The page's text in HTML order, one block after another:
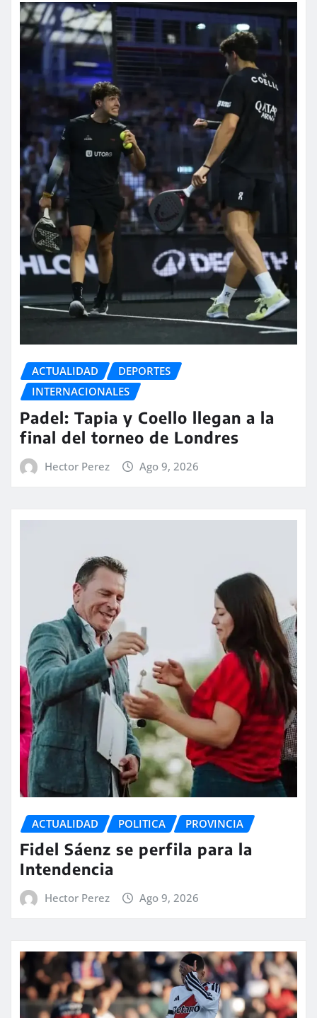
ACTUALIDAD
DEPORTES
INTERNACIONALES
Padel: Tapia y Coello llegan a la
final del torneo de Londres
Hector Perez Ago 9, 2026
ACTUALIDAD POLITICA PROVINCIA
Fidel Sáenz se perfila para la
Intendencia
Hector Perez Ago 9, 2026